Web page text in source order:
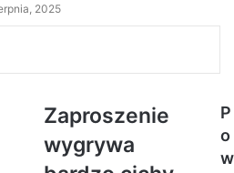
2025
Zaproszenie
wygrywa
P
o
w